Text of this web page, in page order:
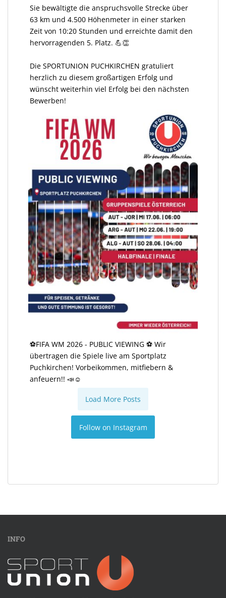
Sie bewältigte die anspruchsvolle Strecke über
63 km und 4.500 Höhenmeter in einer starken
Zeit von 10:20 Stunden und erreichte damit den
hervorragenden 5. Platz. 💪👏
Die SPORTUNION PUCHKIRCHEN gratuliert
herzlich zu diesem großartigen Erfolg und
wünscht weiterhin viel Erfolg bei den nächsten
Bewerben!
⚽️FIFA WM 2026 - PUBLIC VIEWING ⚽️ Wir
übertragen die Spiele live am Sportplatz
Puchkirchen! Vorbeikommen, mitfiebern &
anfeuern!! 📣☺️
Load More Posts
Follow on Instagram
INFO